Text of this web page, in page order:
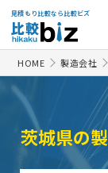
見積もり比較なら比較ビズ
HOME 製造会社
茨城県の
射出
水着作